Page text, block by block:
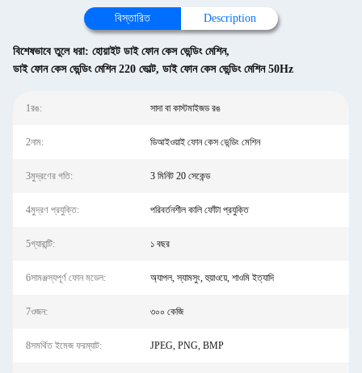
বিস্তারিত Description
বিশেষভাবে তুলে ধরা: হোয়াইট ডাই ফোন কেস ভেন্ডিং মেশিন,
ডাই ফোন কেস ভেন্ডিং মেশিন 220 ভোল্ট, ডাই ফোন কেস ভেন্ডিং মেশিন 50Hz
1রঙ: সাদা বা কাস্টমাইজড রঙ
2নাম: ডিআইওয়াই ফোন কেস ভেন্ডিং মেশিন
3মুদ্রণের গতি: 3 মিনিট 20 সেকেন্ড
4মুদ্রণ প্রযুক্তি: পরিবর্তনশীল কালি ফোঁটা প্রযুক্তি
5গ্যারান্টি: ১ বছর
6সামঞ্জস্যপূর্ণ ফোন মডেল: অ্যাপল, স্যামসুং, হুয়াওয়ে, শাওমি ইত্যাদি
7ওজন: ৩০০ কেজি
8সমর্থিত ইমেজ ফরম্যাট: JPEG, PNG, BMP